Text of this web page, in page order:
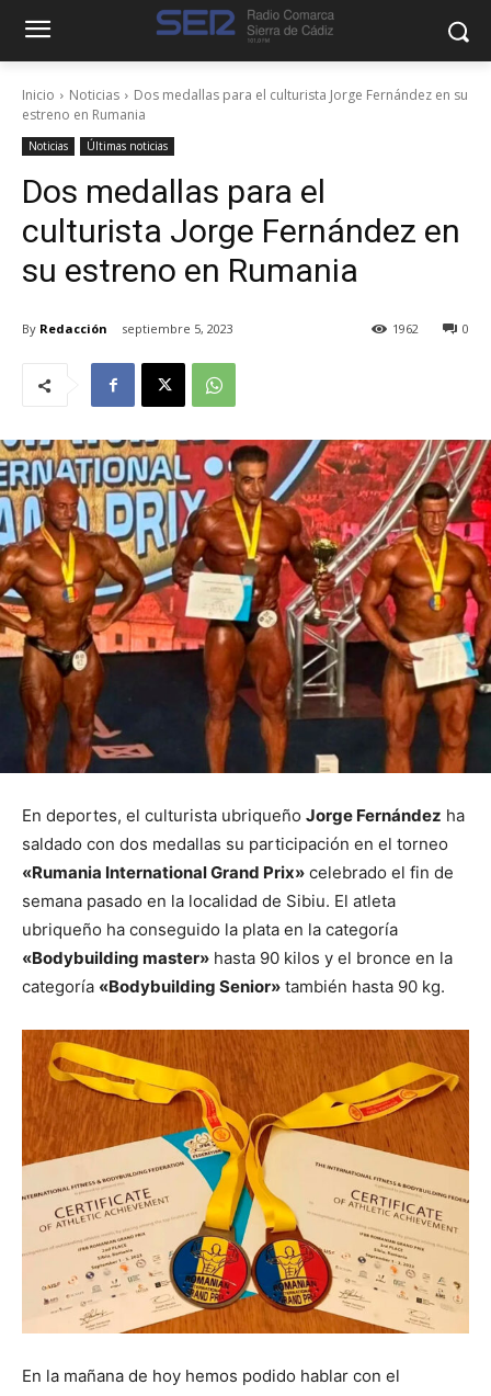
Inicio Noticias
Dos medallas para el culturista Jorge Fernández en su
estreno en Rumania
Noticias Últimas noticias
Dos medallas para el
culturista Jorge Fernández en
su estreno en Rumania
By Redacción septiembre 5, 2023 0
1962
En deportes, el culturista ubriqueño Jorge Fernández ha
saldado con dos medallas su participación en el torneo
«Rumania International Grand Prix» celebrado el fin de
semana pasado en la localidad de Sibiu. El atleta
ubriqueño ha conseguido la plata en la categoría
«Bodybuilding master» hasta 90 kilos y el bronce en la
categoría «Bodybuilding Senior» también hasta 90 kg.
En la mañana de hoy hemos podido hablar con el